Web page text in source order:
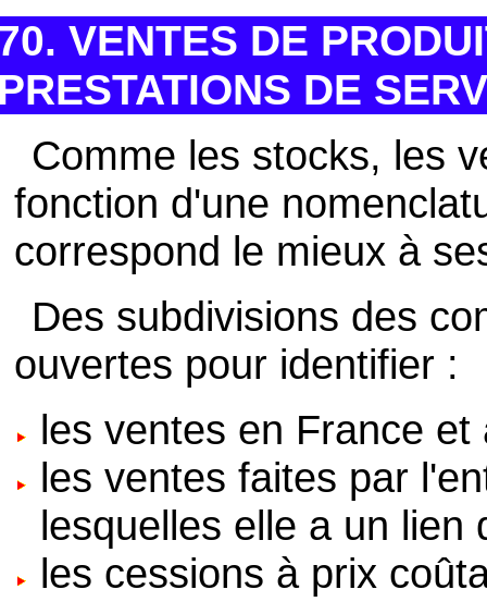
VENTES DE
DE
Comme les stocks, les
fonction d'une
correspond le mieux à
Des subdivisions des
ouvertes pour identifier :
les ventes en France et
les ventes faites par
lesquelles elle a un lien
les cessions à prix